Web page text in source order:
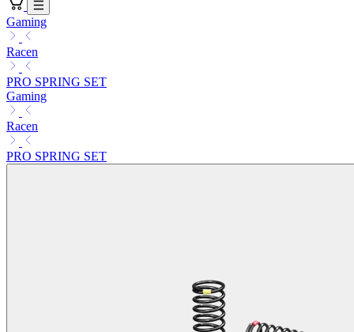
Gaming
Racen
PRO SPRING SET
Gaming
Racen
PRO SPRING SET